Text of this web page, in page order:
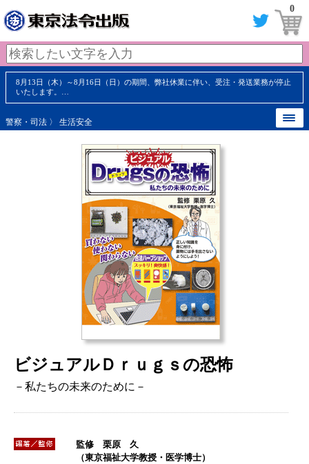
0
8月13日（木）～8月16日（日）の期間、弊社休業に伴い、受注・発送業務が停止
いたします。…
警察・司法 〉 生活安全
ビジュアルＤｒｕｇｓの恐怖
－私たちの未来のために－
監修 栗原 久
（東京福祉大学教授・医学博士）